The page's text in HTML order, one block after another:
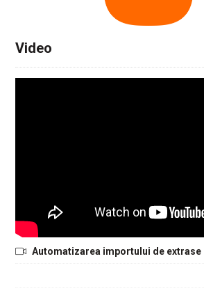
Video
Automatizarea importului de extrase